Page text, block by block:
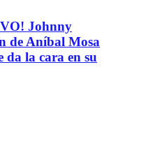
Johnny
de Aníbal Mosa
da la cara en su